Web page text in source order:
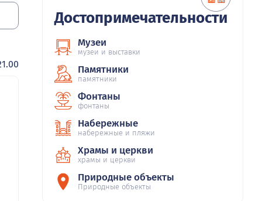
Достопримечательности
Музеи
музеи и выставки
Памятники
памятники
Фонтаны
фонтаны
Набережные
набережные и пляжи
Храмы и церкви
храмы и церкви
Природные объекты
Природные объекты